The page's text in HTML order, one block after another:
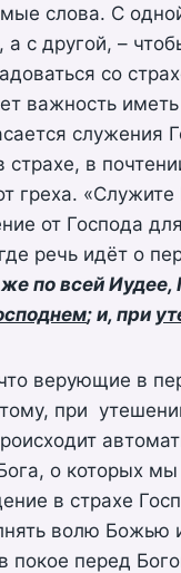
слова. С
а с другой, –
со
важность
страхе, в
греха.
от Господа
речь идёт о
по всей Иудее,
; и, при
верующие в
при
о которых
в страхе
волю Божью
покое перед